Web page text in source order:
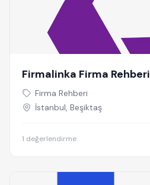
Firmalinka Firma Rehberi
Firma Rehberi
İstanbul, Beşiktaş
1 değerlendirme